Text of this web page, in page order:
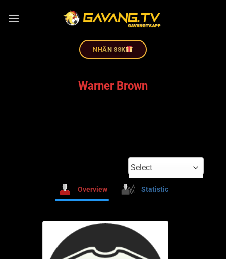
NHÂN 88K
Warner Brown
Select
Overview Statistic